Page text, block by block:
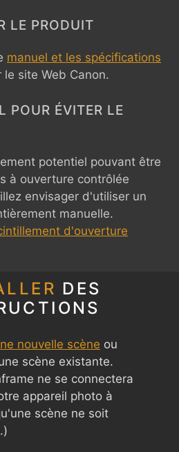
LE PRODUIT
manuel et les spécifications
le site Web Canon.
POUR ÉVITER LE
potentiel pouvant être
à ouverture contrôlée
envisager d'utiliser un
manuelle.
d'ouverture
DES
nouvelle scène ou
scène existante.
ne se connectera
appareil photo à
scène ne soit